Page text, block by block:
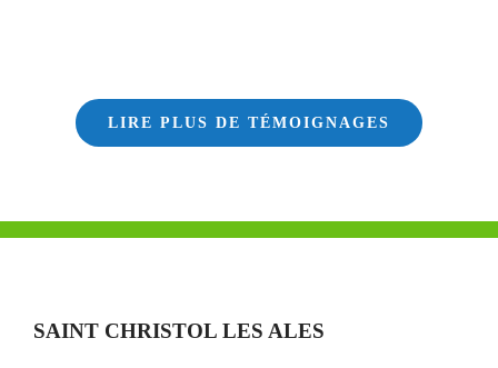
LIRE PLUS DE TÉMOIGNAGES
SAINT CHRISTOL LES ALES